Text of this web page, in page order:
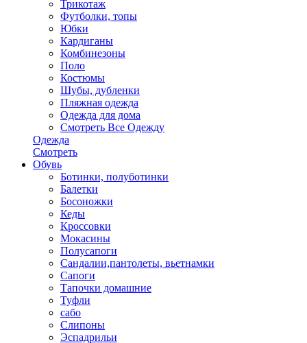
Трикотаж
Футболки, топы
Юбки
Кардиганы
Комбинезоны
Поло
Костюмы
Шубы, дубленки
Пляжная одежда
Одежда для дома
Смотреть Все Одежду
Одежда
Смотреть
Обувь
Ботинки, полуботинки
Балетки
Босоножки
Кеды
Кроссовки
Мокасины
Полусапоги
Сандалии,пантолеты, вьетнамки
Сапоги
Тапочки домашние
Туфли
сабо
Слипоны
Эспадрильи